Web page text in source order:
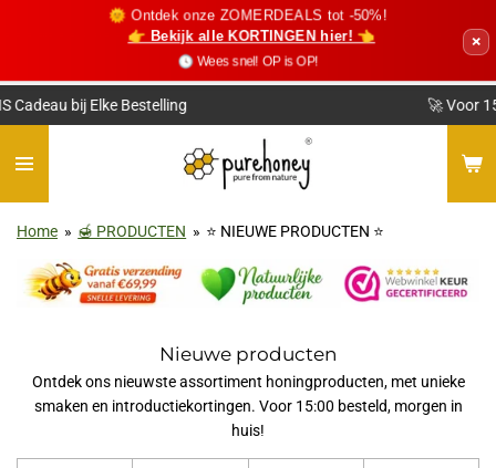
🌞 Ontdek onze ZOMERDEALS tot -50%!
👉 Bekijk alle KORTINGEN hier! 👈
🕓 Wees snel! OP is OP!
×
hoofdinhoud
🚀 Voor 15:00 Besteld? Morgen Thuis!*
Home » 🍯 PRODUCTEN » ⭐️ NIEUWE PRODUCTEN ⭐️
Nieuwe producten
Ontdek ons nieuwste assortiment honingproducten, met unieke
smaken en introductiekortingen. Voor 15:00 besteld, morgen in
huis!